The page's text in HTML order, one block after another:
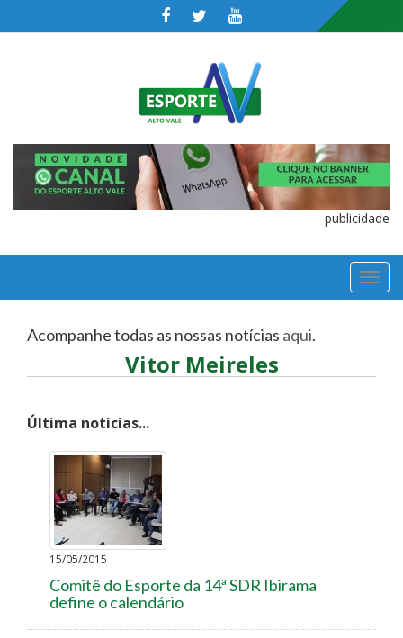
publicidade
Acompanhe todas as nossas notícias aqui.
Vitor Meireles
Última notícias...
15/05/2015
Comitê do Esporte da 14ª SDR Ibirama
define o calendário